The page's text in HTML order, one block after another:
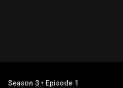
Season 3 • Episode 1